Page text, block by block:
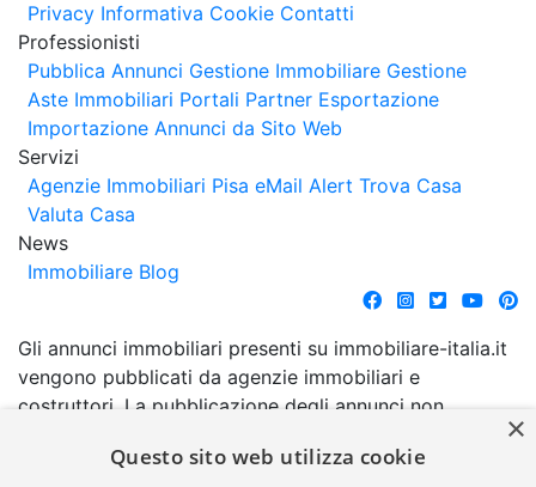
Privacy Informativa Cookie Contatti
Professionisti
Pubblica Annunci Gestione Immobiliare Gestione
Aste Immobiliari Portali Partner Esportazione
Importazione Annunci da Sito Web
Servizi
Agenzie Immobiliari Pisa eMail Alert Trova Casa
Valuta Casa
News
Immobiliare Blog
Gli annunci immobiliari presenti su immobiliare-italia.it
vengono pubblicati da agenzie immobiliari e
costruttori. La pubblicazione degli annunci non
immobiliare-italia.it nè implica alcuna forma di
×
Questo sito web utilizza cookie